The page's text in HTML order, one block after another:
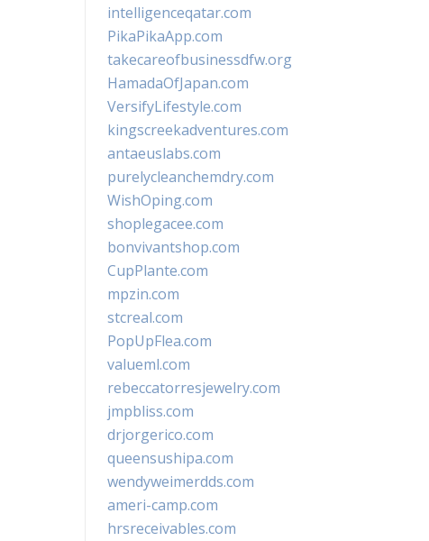
intelligenceqatar.com
PikaPikaApp.com
takecareofbusinessdfw.org
HamadaOfJapan.com
VersifyLifestyle.com
kingscreekadventures.com
antaeuslabs.com
purelycleanchemdry.com
WishOping.com
shoplegacee.com
bonvivantshop.com
CupPlante.com
mpzin.com
stcreal.com
PopUpFlea.com
valueml.com
rebeccatorresjewelry.com
jmpbliss.com
drjorgerico.com
queensushipa.com
wendyweimerdds.com
ameri-camp.com
hrsreceivables.com